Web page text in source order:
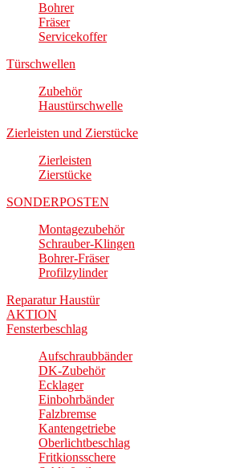
Bohrer
Fräser
Servicekoffer
Türschwellen
Zubehör
Haustürschwelle
Zierleisten und Zierstücke
Zierleisten
Zierstücke
SONDERPOSTEN
Montagezubehör
Schrauber-Klingen
Bohrer-Fräser
Profilzylinder
Reparatur Haustür
AKTION
Fensterbeschlag
Aufschraubbänder
DK-Zubehör
Ecklager
Einbohrbänder
Falzbremse
Kantengetriebe
Oberlichtbeschlag
Fritkionsschere